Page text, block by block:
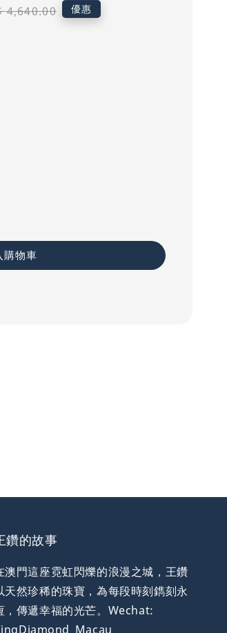
4,640.00 優惠
購物車
鑽的故事
澳門這座霓虹閃爍的浪漫之城，王鑽
天然珍稀的珠寶，為每段時刻鐫刻永
，傳遞幸福的光芒。Wechat: